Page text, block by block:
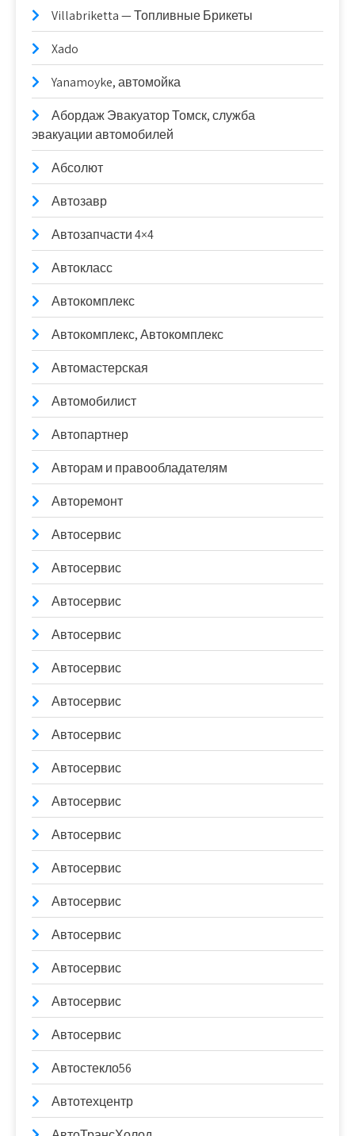
Villabriketta — Топливные Брикеты
Xado
Yanamoyke, автомойка
Абордаж Эвакуатор Томск, служба
эвакуации автомобилей
Абсолют
Автозавр
Автозапчасти 4×4
Автокласс
Автокомплекс
Автокомплекс, Автокомплекс
Автомастерская
Автомобилист
Автопартнер
Авторам и правообладателям
Авторемонт
Автосервис
Автосервис
Автосервис
Автосервис
Автосервис
Автосервис
Автосервис
Автосервис
Автосервис
Автосервис
Автосервис
Автосервис
Автосервис
Автосервис
Автосервис
Автосервис
Автостекло56
Автотехцентр